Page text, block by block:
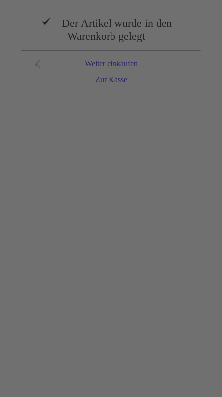
Der Artikel wurde in den
Warenkorb gelegt
Zur Kasse
Weiter einkaufen